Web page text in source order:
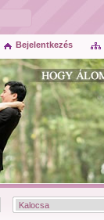
Bejelentkezés